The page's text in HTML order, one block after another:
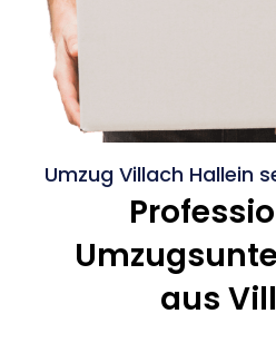
Umzug Villach Hallein
aus